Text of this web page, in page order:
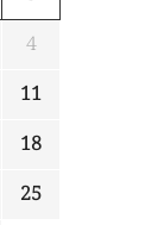
4
11
18
25